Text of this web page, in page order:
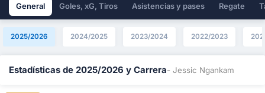
General Goles, xG, Tiros Asistencias y pases Regate
2025/2026 2024/2025 2023/2024 2022/2023
Estadísticas de 2025/2026 y Carrera- Jessic Ngankam